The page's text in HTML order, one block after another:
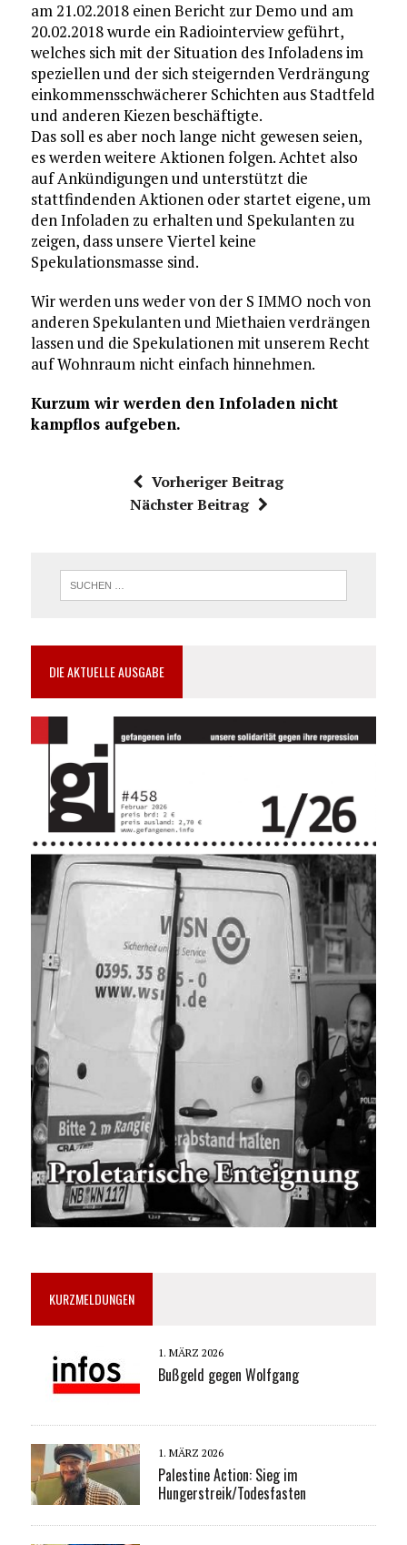
am 21.02.2018 einen Bericht zur Demo und am
20.02.2018 wurde ein Radiointerview geführt,
welches sich mit der Situation des Infoladens im
speziellen und der sich steigernden Verdrängung
einkommensschwächerer Schichten aus Stadtfeld
und anderen Kiezen beschäftigte.
Das soll es aber noch lange nicht gewesen seien,
es werden weitere Aktionen folgen. Achtet also
auf Ankündigungen und unterstützt die
stattfindenden Aktionen oder startet eigene, um
den Infoladen zu erhalten und Spekulanten zu
zeigen, dass unsere Viertel keine
Spekulationsmasse sind.
Wir werden uns weder von der S IMMO noch von
anderen Spekulanten und Miethaien verdrängen
lassen und die Spekulationen mit unserem Recht
auf Wohnraum nicht einfach hinnehmen.
Kurzum wir werden den Infoladen nicht
kampflos aufgeben.
Vorheriger Beitrag
Nächster Beitrag
DIE AKTUELLE AUSGABE
KURZMELDUNGEN
1. MÄRZ 2026
Bußgeld gegen Wolfgang
1. MÄRZ 2026
Palestine Action: Sieg im
Hungerstreik/Todesfasten